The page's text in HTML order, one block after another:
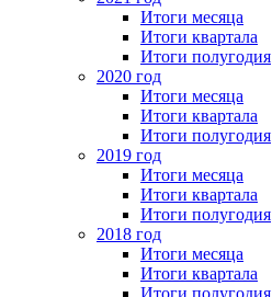
Итоги месяца
Итоги квартала
Итоги полугодия
2020 год
Итоги месяца
Итоги квартала
Итоги полугодия
2019 год
Итоги месяца
Итоги квартала
Итоги полугодия
2018 год
Итоги месяца
Итоги квартала
Итоги полугодия